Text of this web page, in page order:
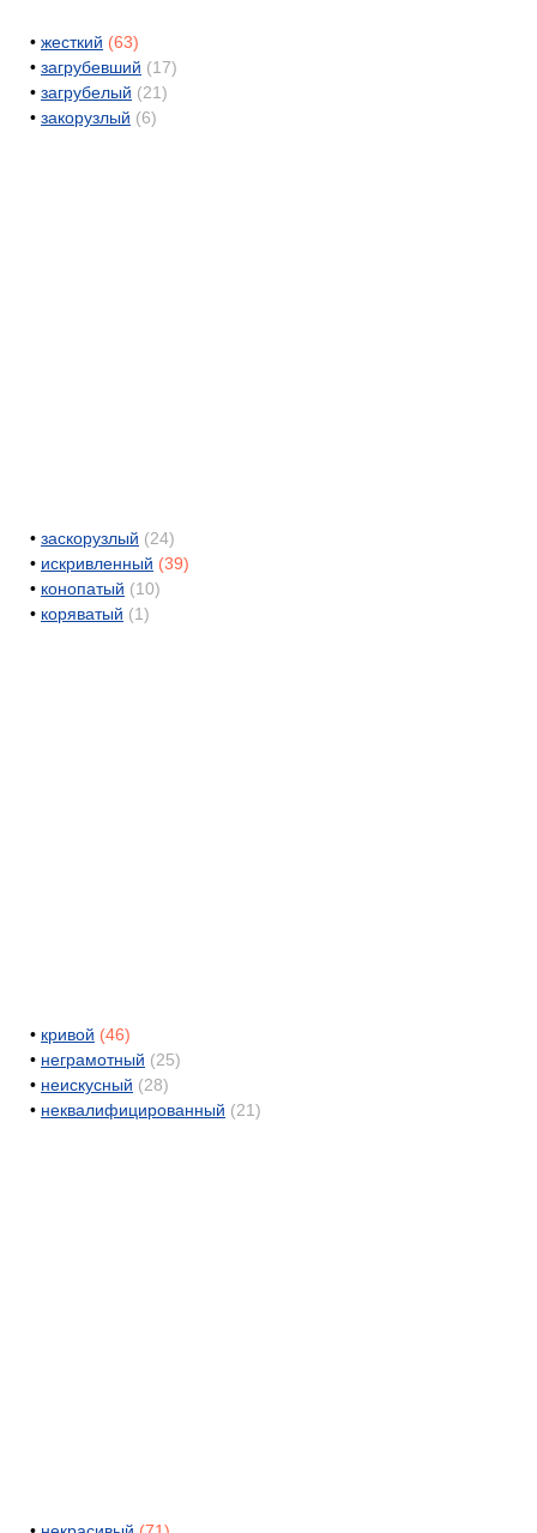
• жесткий (63)
• загрубевший (17)
• загрубелый (21)
• закорузлый (6)
• заскорузлый (24)
• искривленный (39)
• конопатый (10)
• коряватый (1)
• кривой (46)
• неграмотный (25)
• неискусный (28)
• неквалифицированный (21)